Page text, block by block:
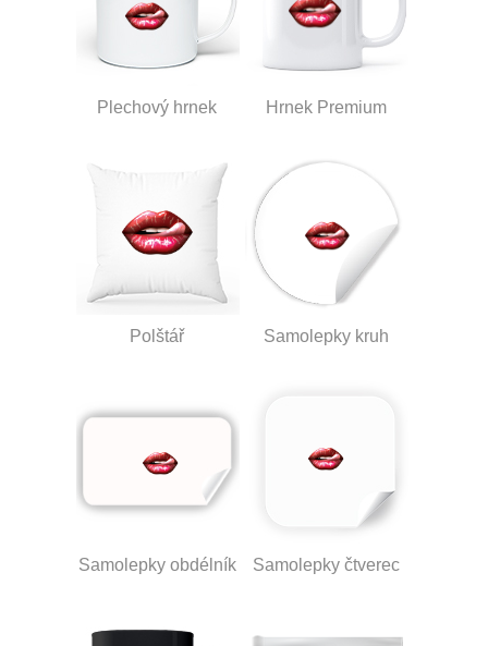
Plechový hrnek Hrnek Premium
Polštář Samolepky kruh
Samolepky obdélník Samolepky čtverec